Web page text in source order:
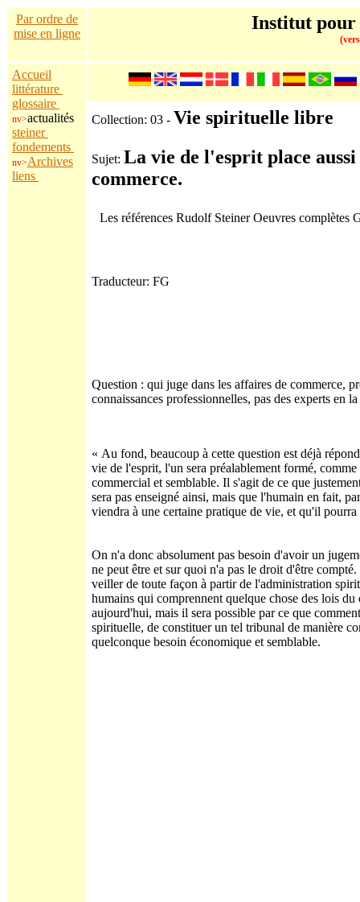
Par ordre de
mise en ligne
Institut pour
Accueil
littérature
glossaire
nv>actualités
steiner
fondements
nv>Archives
liens
Collection: 03 - Vie spirituelle libre
Sujet: La vie de l'esprit place
commerce.
Les références Rudolf Steiner Oeuvres complètes
Traducteur: FG
Question : qui juge dans les affaires de commerce,
connaissances professionnelles, pas des experts en
« Au fond, beaucoup à cette question est déjà
vie de l'esprit, l'un sera préalablement formé,
commercial et semblable. Il s'agit de ce que
sera pas enseigné ainsi, mais que l'humain en fait,
viendra à une certaine pratique de vie, et qu'il
On n'a donc absolument pas besoin d'avoir un
ne peut être et sur quoi n'a pas le droit d'être
veiller de toute façon à partir de l'administration
humains qui comprennent quelque chose des lois
aujourd'hui, mais il sera possible par ce que
spirituelle, de constituer un tel tribunal de manière
quelconque besoin économique et semblable.